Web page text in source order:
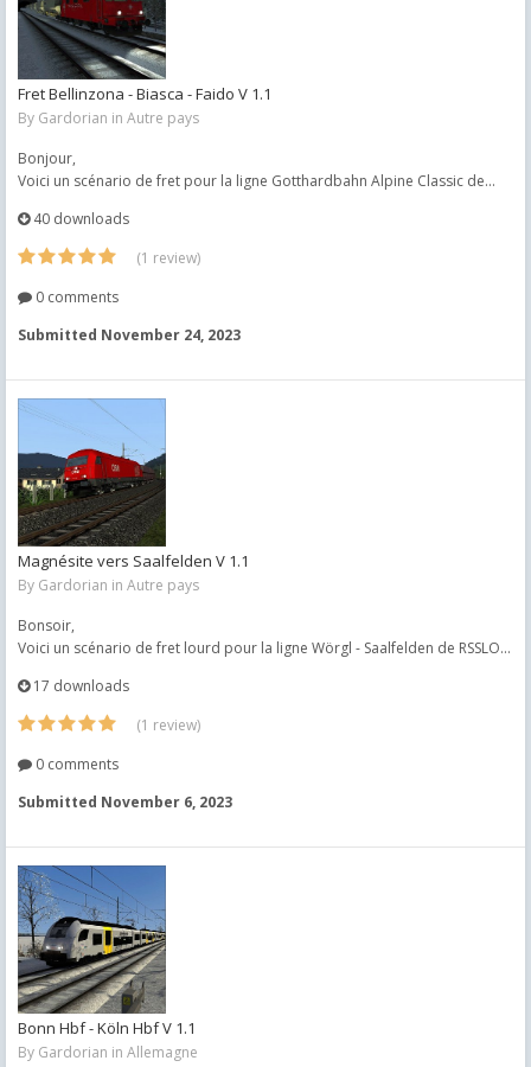
Fret Bellinzona - Biasca - Faido V 1.1
By Gardorian in Autre pays
Bonjour,
Voici un scénario de fret pour la ligne Gotthardbahn Alpine Classic de...
40 downloads
(1 review)
0 comments
Submitted November 24, 2023
Magnésite vers Saalfelden V 1.1
By Gardorian in Autre pays
Bonsoir,
Voici un scénario de fret lourd pour la ligne Wörgl - Saalfelden de RSSLO...
17 downloads
(1 review)
0 comments
Submitted November 6, 2023
Bonn Hbf - Köln Hbf V 1.1
By Gardorian in Allemagne